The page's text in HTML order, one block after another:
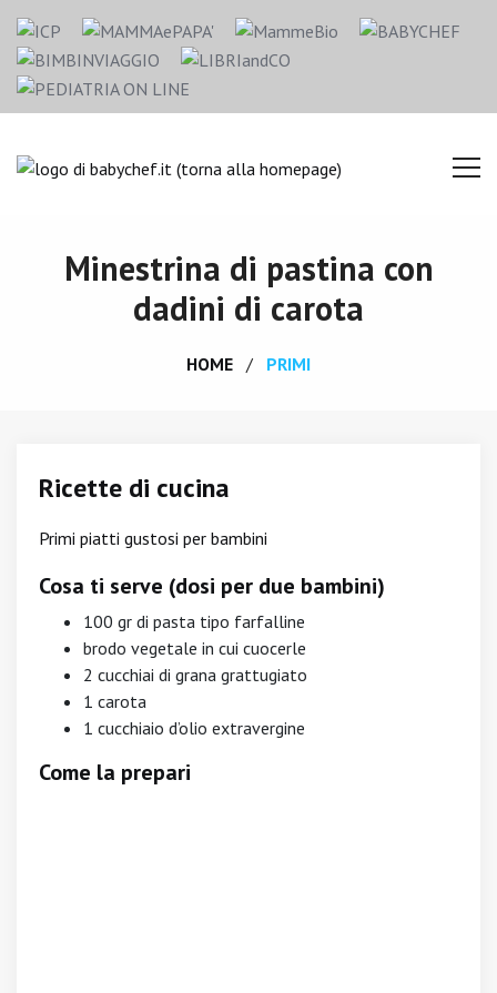
Minestrina di pastina con
dadini di carota
HOME PRIMI
Ricette di cucina
Primi piatti gustosi per bambini
Cosa ti serve (dosi per due bambini)
100 gr di pasta tipo farfalline
brodo vegetale in cui cuocerle
2 cucchiai di grana grattugiato
1 carota
1 cucchiaio d’olio extravergine
Come la prepari